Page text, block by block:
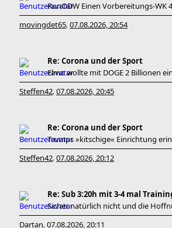
RunODW Einen Vorbereitungs-WK
movingdet65, 07.08.2026, 20:54
Re: Corona und der Sport
Elmo wollte mit DOGE 2 Billionen
Steffen42, 07.08.2026, 20:45
Re: Corona und der Sport
Trumps »kitschige« Einrichtung
Steffen42, 07.08.2026, 20:12
Sicher natürlich nicht und die
Dartan, 07.08.2026, 20:11